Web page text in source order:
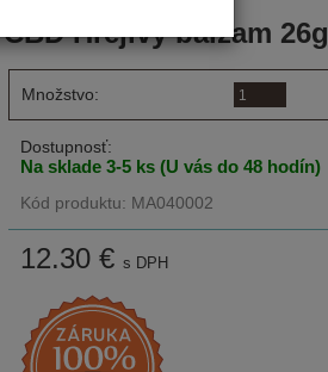
CBD Hrejivý balzam 26g
Množstvo:
Dostupnosť:
Na sklade 3-5 ks (U vás do 48 hodín)
Kód produktu: MA040002
12.30 € s DPH